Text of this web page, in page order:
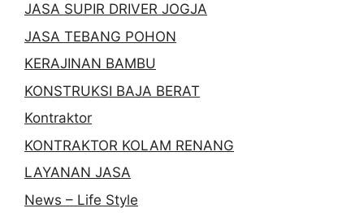
JASA SUPIR DRIVER JOGJA
JASA TEBANG POHON
KERAJINAN BAMBU
KONSTRUKSI BAJA BERAT
Kontraktor
KONTRAKTOR KOLAM RENANG
LAYANAN JASA
News – Life Style